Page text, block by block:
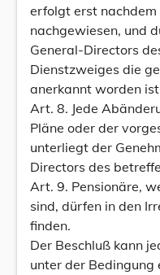
erfolgt erst
nachgewiesen, und
General-Directors
Dienstzweiges die
anerkannt worden
Art. 8. Jede
Pläne oder der
unterliegt der
Directors des
Art. 9. Pensionäre,
sind, dürfen in den
finden.
Der Beschluß kann
unter der